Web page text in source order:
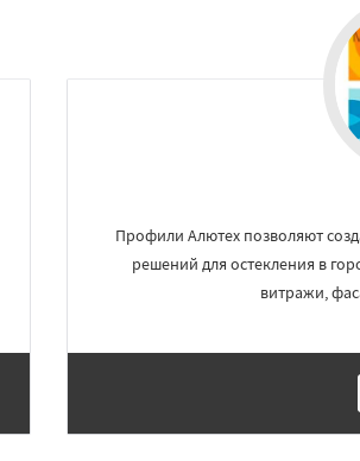
Профили Алютех позволяют
решений для остекления в
витражи,